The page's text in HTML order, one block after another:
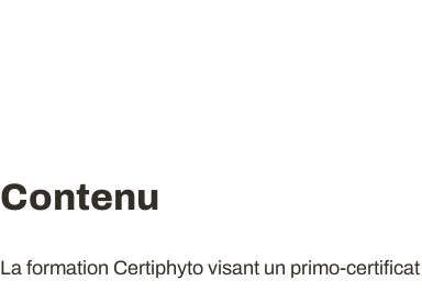
Contenu
La formation Certiphyto visant un primo-